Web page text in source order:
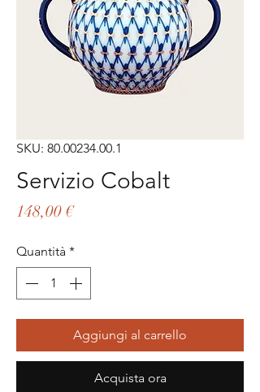
SKU: 80.00234.00.1
Servizio Cobalt
148,00 €Prezzo
Quantità *
Aggiungi al carrello
Acquista ora